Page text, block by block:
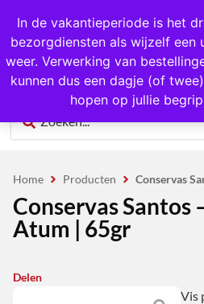
In de vakantieperiode is het
bezorgdiensten als wijzelf een
weer. Verwerking van
kunnen dus een dagje (of
hopen op jullie
1000+
Home Producten Conservas
Conservas Santos
Atum | 65gr
Delen
Vis